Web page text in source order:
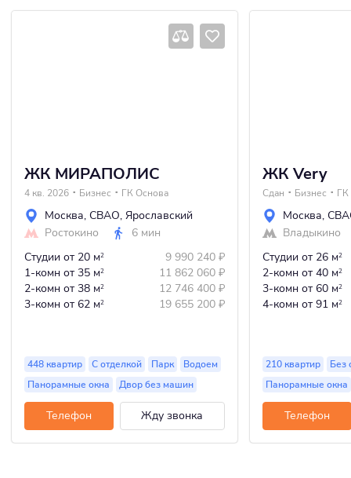
ЖК МИРАПОЛИС
4 кв. 2026 Бизнес ГК Основа
Москва, СВАО, Ярославский
Ростокино
6 мин
Студии от 20 м2 9 990 240 ₽
1-комн от 35 м2 11 862 060 ₽
2-комн от 38 м2 12 746 400 ₽
3-комн от 62 м2 19 655 200 ₽
448 квартир С отделкой Парк
Водоем
Панорамные окна
Двор без машин
Телефон Жду звонка
ЖК Very
Сдан Бизнес ГК
Москва,
Владыкино
Студии от 26 м2
2-комн от 40 м2
3-комн от 60 м2
4-комн от 91 м2
210 квартир
Без
Панорамные окна
Телефон